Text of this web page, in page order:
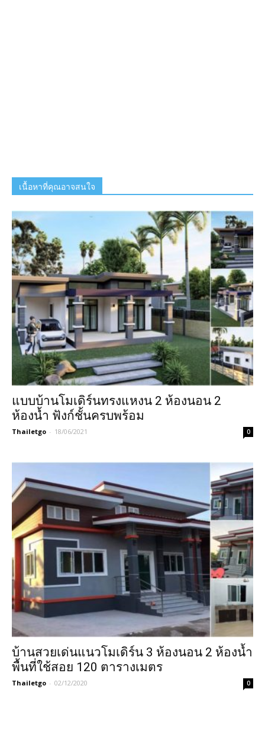
เนื้อหาที่คุณอาจสนใจ
แบบบ้านโมเดิร์นทรงแหงน 2 ห้องนอน 2
ห้องน้ำ ฟังก์ชั้นครบพร้อม
Thailetgo - 18/06/2021 0
บ้านสวยเด่นแนวโมเดิร์น 3 ห้องนอน 2 ห้องน้ำ
พื้นที่ใช้สอย 120 ตารางเมตร
Thailetgo - 02/12/2020 0